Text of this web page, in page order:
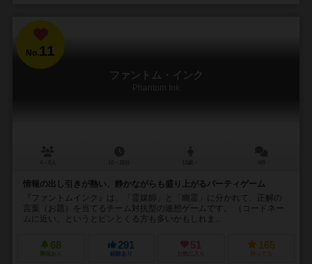
No.11
ファントム・インク
Phantom Ink
情報の出し引きが熱い、静かながらも盛り上がるパーティゲーム
『ファントムインク』は、「霊媒師」と「幽霊」に分かれて、正解の
言葉（お題）を当てるチーム対抗型の連想ゲームです。 （コードネー
ムに近い、というとピンとくる方も多いかもしれま...
68
興味あり
291
経験あり
51
お気に入り
165
持ってる